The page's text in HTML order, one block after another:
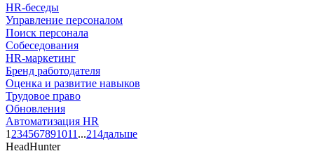
HR-беседы
Управление персоналом
Поиск персонала
Собеседования
HR-маркетинг
Бренд работодателя
Оценка и развитие навыков
Трудовое право
Обновления
Автоматизация HR
1 234567891011 ...214дальше
HeadHunter